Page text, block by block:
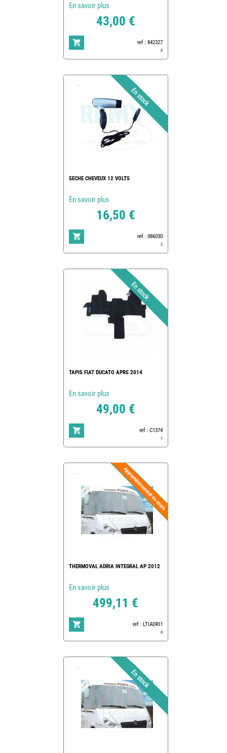
En savoir plus
43,00 €
ref : 842327
0
SECHE CHEVEUX 12 VOLTS
En savoir plus
16,50 €
ref : 086030
2
TAPIS FIAT DUCATO APRS 2014
En savoir plus
49,00 €
ref : C1374
1
THERMOVAL ADRIA INTEGRAL AP 2012
En savoir plus
499,11 €
ref : LTIADRI1
0